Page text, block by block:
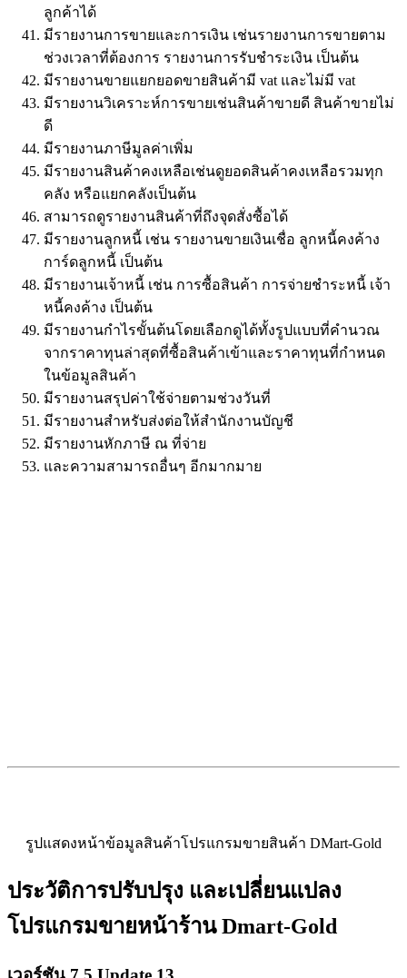
ลูกค้าได้
มีรายงานการขายและการเงิน เช่นรายงานการขายตาม
ช่วงเวลาที่ต้องการ รายงานการรับชำระเงิน เป็นต้น
มีรายงานขายแยกยอดขายสินค้ามี vat และไม่มี vat
มีรายงานวิเคราะห์การขายเช่นสินค้าขายดี สินค้าขายไม่
ดี
มีรายงานภาษีมูลค่าเพิ่ม
มีรายงานสินค้าคงเหลือเช่นดูยอดสินค้าคงเหลือรวมทุก
คลัง หรือแยกคลังเป็นต้น
สามารถดูรายงานสินค้าที่ถึงจุดสั่งซื้อได้
มีรายงานลูกหนี้ เช่น รายงานขายเงินเชื่อ ลูกหนี้คงค้าง
การ์ดลูกหนี้ เป็นต้น
มีรายงานเจ้าหนี้ เช่น การซื้อสินค้า การจ่ายชำระหนี้ เจ้า
หนี้คงค้าง เป็นต้น
มีรายงานกำไรขั้นต้นโดยเลือกดูได้ทั้งรูปแบบที่คำนวณ
จากราคาทุนล่าสุดที่ซื้อสินค้าเข้าและราคาทุนที่กำหนด
ในข้อมูลสินค้า
มีรายงานสรุปค่าใช้จ่ายตามช่วงวันที่
มีรายงานสำหรับส่งต่อให้สำนักงานบัญชี
มีรายงานหักภาษี ณ ที่จ่าย
และความสามารถอื่นๆ อีกมากมาย
รูปแสดงหน้าข้อมูลสินค้าโปรแกรมขายสินค้า DMart-Gold
ประวัติการปรับปรุง และเปลี่ยนแปลง
โปรแกรมขายหน้าร้าน Dmart-Gold